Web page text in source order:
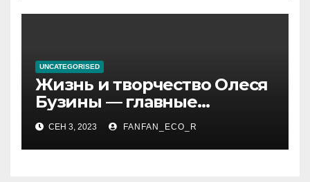
UNCATEGORISED
Жизнь и творчество Олеся
Бузины — главные
события, достижения и
интересные факты из
личной жизни
СЕН 3, 2023 FANFAN_ECO_R